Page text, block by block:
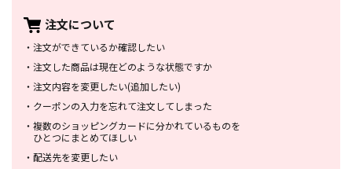
注文について
・ 注文ができているか確認したい
・ 注文した商品は現在どのような状態ですか
・ 注文内容を変更したい(追加したい)
・ クーポンの入力を忘れて注文してしまった
・ 複数のショッピングカードに分かれているものを
ひとつにまとめてほしい
・ 配送先を変更したい